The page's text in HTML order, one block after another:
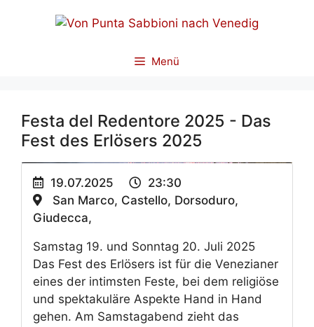
Menü
Festa del Redentore 2025 - Das
Fest des Erlösers 2025
19.07.2025
23:30
San Marco, Castello, Dorsoduro,
Giudecca,
Samstag 19. und Sonntag 20. Juli 2025
Das Fest des Erlösers ist für die Venezianer
eines der intimsten Feste, bei dem religiöse
und spektakuläre Aspekte Hand in Hand
gehen. Am Samstagabend zieht das